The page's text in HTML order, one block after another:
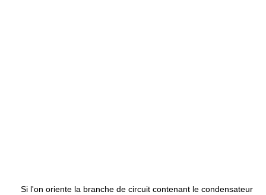
Si l'on oriente la branche de circuit contenant le condensateur